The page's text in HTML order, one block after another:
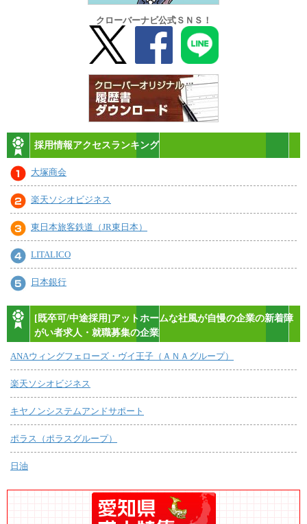
クローバーナビ公式ＳＮＳ！
採用情報アクセスランキング
大塚商会
楽天ソシオビジネス
東日本旅客鉄道（JR東日本）
LITALICO
日本銀行
[既卒可/中途採用]アットホームな社風が自慢の企業の新着障
がい者求人・就職募集の企業
ANAウィングフェローズ・ヴイ王子（ＡＮＡグループ）
楽天ソシオビジネス
キヤノンシステムアンドサポート
ポラス（ポラスグループ）
日油